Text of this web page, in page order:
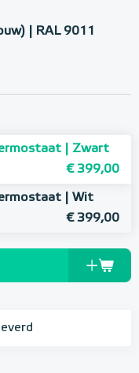
| RAL 9011
| Zwart
€ 399,00
| Wit
€ 399,00